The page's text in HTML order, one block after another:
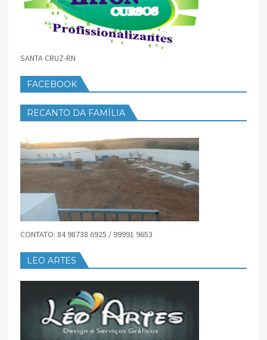
SANTA CRUZ-RN
FACEBOOK
RECANTO DA FAMÍLIA
CONTATO: 84 98738 6925 / 99991 9653
LEO ARTES